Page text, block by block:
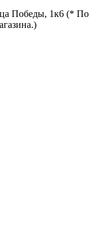
Победы, 1к6 (* По